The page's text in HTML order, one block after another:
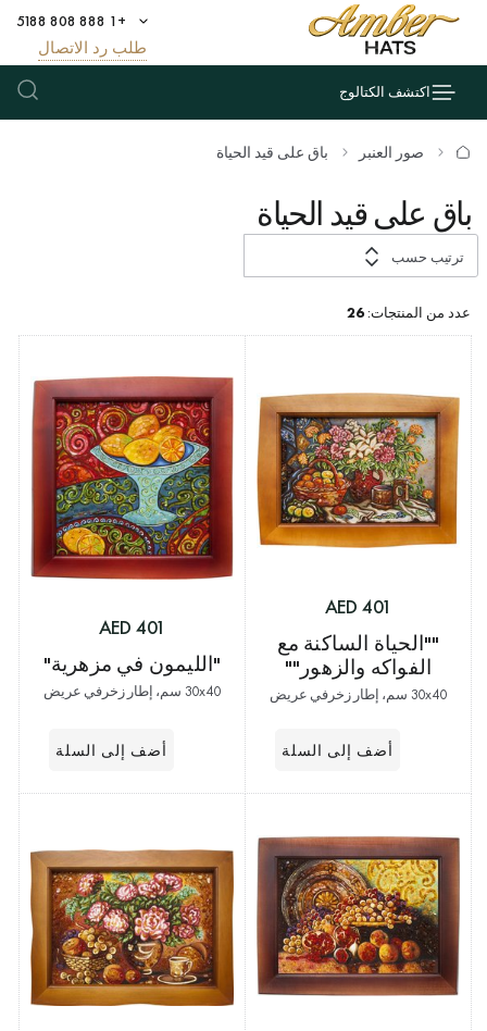
+1 888 808 5188
طلب رد الاتصال
اكتشف الكتالوج
صور العنبر باق على قيد الحياة
باق على قيد الحياة
ترتيب حسب
عدد من المنتجات:26
401 AED
""الحياة الساكنة مع
الفواكه والزهور""
30x40 سم، إطار زخرفي عريض
401 AED
"الليمون في مزهرية"
30x40 سم، إطار زخرفي عريض